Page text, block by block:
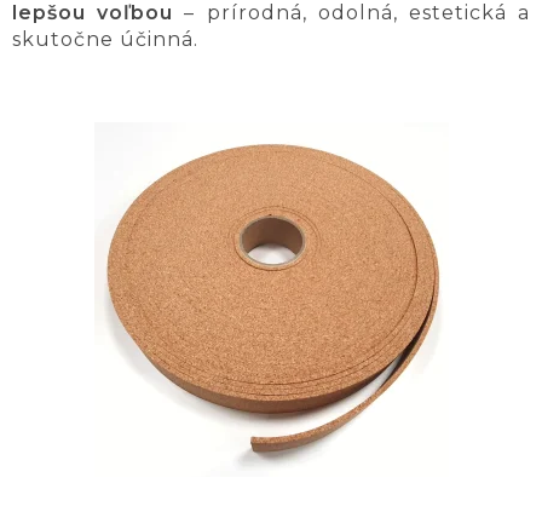
lepšou voľbou – prírodná, odolná, estetická a
skutočne účinná.